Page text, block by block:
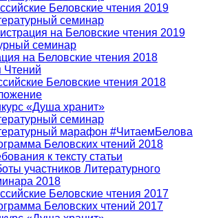
Беловские чтения 2019
семинар
на Беловские чтения 2019
семинар
на Беловские чтения 2018
Чтений
Беловские чтения 2018
«Душа хранит»
семинар
марафон #ЧитаемБелова
Беловских чтений 2018
к тексту статьи
участников Литературного
2018
Беловские чтения 2017
Беловских чтений 2017